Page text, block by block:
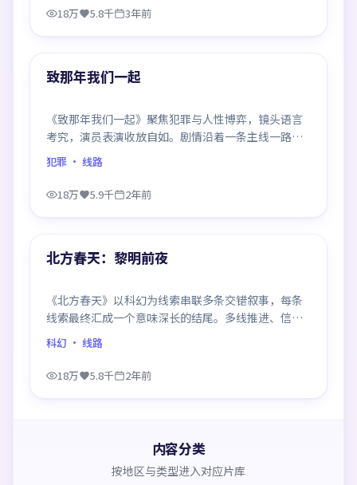
18万 5.8千 3年前
热门
致那年我们一起
《致那年我们一起》聚焦犯罪与人性博弈，镜头语言
考究，演员表演收放自如。剧情沿着一条主线一路反
转，每次揭晓都重塑前情认知，悬念感拉满。
犯罪 · 线路
18万 5.9千 2年前
热门
北方春天：黎明前夜
《北方春天》以科幻为线索串联多条交错叙事，每条
线索最终汇成一个意味深长的结尾。多线推进、信息
密度大，二刷时仍有新发现。
科幻 · 线路
18万 5.8千 2年前
内容分类
按地区与类型进入对应片库